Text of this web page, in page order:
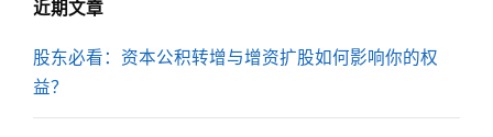
近期文章
股东必看：资本公积转增与增资扩股如何影响你的权
益？